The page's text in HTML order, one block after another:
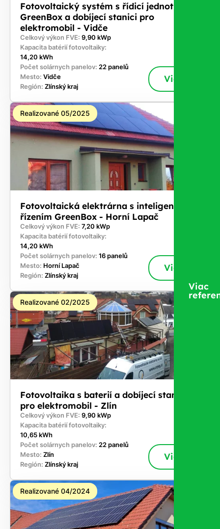
Fotovoltaický systém s řídicí jednotkou
GreenBox a dobíjecí stanici pro
elektromobil - Vidče
Celkový výkon FVE: 9,90 kWp
Kapacita batérií fotovoltaiky:
14,20 kWh
Počet solárnych panelov: 22 panelů
Mesto: Vidče
Región: Zlínský kraj
Viac
Realizované 05/2025
Fotovoltaická elektrárna s inteligentním
řízením GreenBox - Horní Lapač
Celkový výkon FVE: 7,20 kWp
Kapacita batérií fotovoltaiky:
14,20 kWh
Počet solárnych panelov: 16 panelů
Mesto: Horní Lapač
Región: Zlínský kraj
Viac
Realizované 02/2025
Fotovoltaika s baterií a dobíjecí stanici
pro elektromobil - Zlín
Celkový výkon FVE: 9,90 kWp
Kapacita batérií fotovoltaiky:
10,65 kWh
Počet solárnych panelov: 22 panelů
Mesto: Zlín
Región: Zlínský kraj
Viac
Realizované 04/2024
Viac